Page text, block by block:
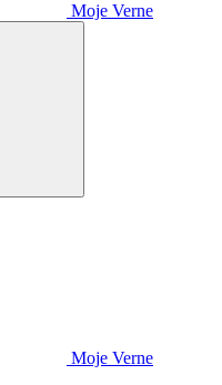
Moje Verne
Moje Verne